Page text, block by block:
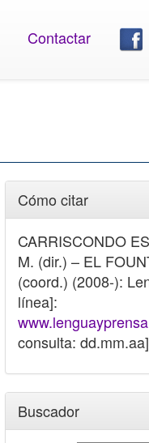
Contactar
Cómo citar
CARRISCONDO
M. (dir.) – EL
(coord.) (2008-):
línea]:
consulta:
Buscador